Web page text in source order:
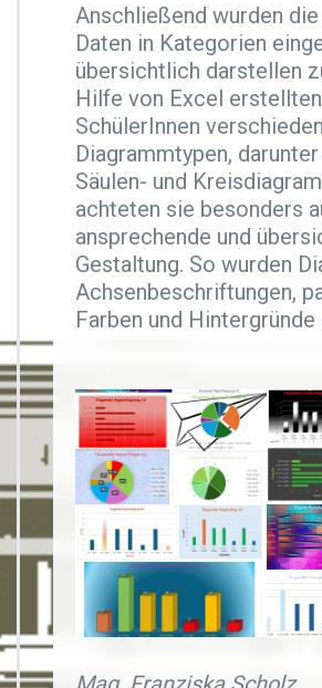
Anschließend wurden
Daten in Kategorien
übersichtlich darstellen
Hilfe von Excel
SchülerInnen
Diagrammtypen,
Säulen- und
achteten sie besonders
ansprechende und
Gestaltung. So wurden
Achsenbeschriftungen,
Farben und Hintergründe